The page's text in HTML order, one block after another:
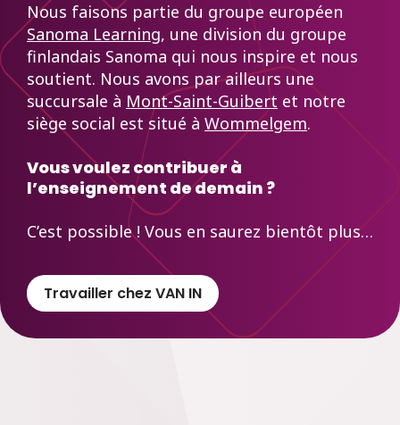
Nous faisons partie du groupe européen
Sanoma Learning, une division du groupe
finlandais Sanoma qui nous inspire et nous
soutient. Nous avons par ailleurs une
succursale à Mont-Saint-Guibert et notre
siège social est situé à Wommelgem.
Vous voulez contribuer à
l’enseignement de demain ?
C’est possible ! Vous en saurez bientôt plus…
Travailler chez VAN IN